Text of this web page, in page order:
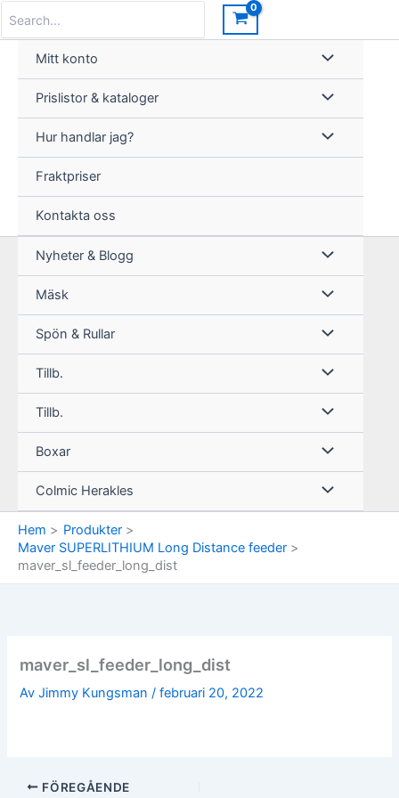
innehåll
for:
Mitt konto
Prislistor & kataloger
Hur handlar jag?
Fraktpriser
Kontakta oss
Nyheter & Blogg
Mäsk
Spön & Rullar
Tillb.
Tillb.
Boxar
Colmic Herakles
Hem
Produkter
Maver SUPERLITHIUM Long Distance feeder
maver_sl_feeder_long_dist
maver_sl_feeder_long_dist
AvJimmy Kungsman/februari 20, 2022
FÖREGÅENDE